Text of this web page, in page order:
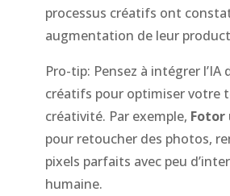
processus créatifs ont
augmentation de leur
Pro-tip: Pensez à intégrer l’IA
créatifs pour optimiser votre
créativité. Par exemple, Fotor
pour retoucher des photos,
pixels parfaits avec peu
humaine.